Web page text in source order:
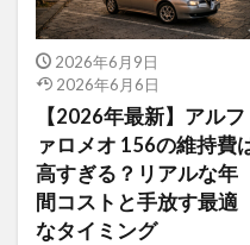
2026年6月9日
2026年6月6日
【2026年最新】アルフ
ァロメオ 156の維持費
高すぎる？リアルな年
間コストと手放す最適
なタイミング